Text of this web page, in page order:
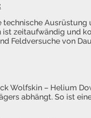
Ausrüstung
ist zeitaufwändig und
Feldversuche von
Wolfskin – Helium
abhängt. So ist